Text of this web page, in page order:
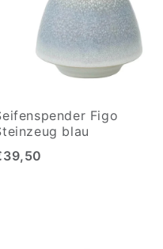
Figo
blau